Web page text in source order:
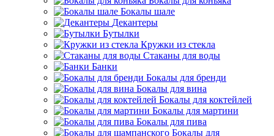
Бокалы шале
Декантеры
Бутылки
Кружки из стекла
Стаканы для воды
Банки
Бокалы для бренди
Бокалы для вина
Бокалы для коктейлей
Бокалы для мартини
Бокалы для пива
Бокалы для